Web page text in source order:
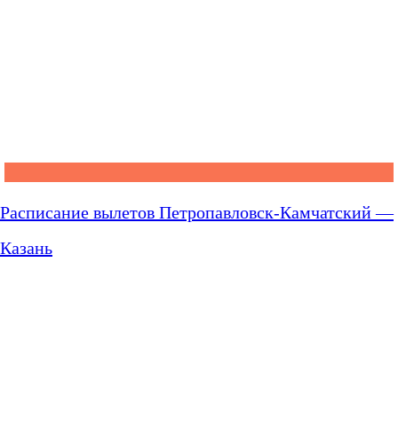
Расписание вылетов Петропавловск-Камчатский —
Казань